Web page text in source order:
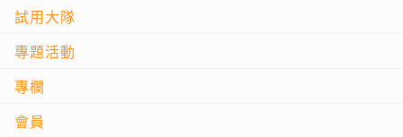
試用大隊
專題活動
專欄
會員